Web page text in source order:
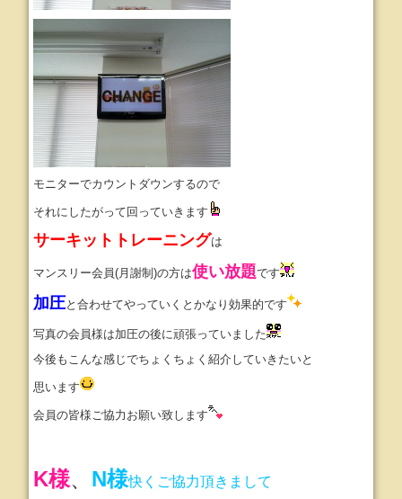
モニターでカウントダウンするので
それにしたがって回っていきます
サーキットトレーニングは
マンスリー会員(月謝制)の方は使い放題です
加圧と合わせてやっていくとかなり効果的です
写真の会員様は加圧の後に頑張っていました
今後もこんな感じでちょくちょく紹介していきたいと
思います
会員の皆様ご協力お願い致します
K様、 N様快くご協力頂きまして